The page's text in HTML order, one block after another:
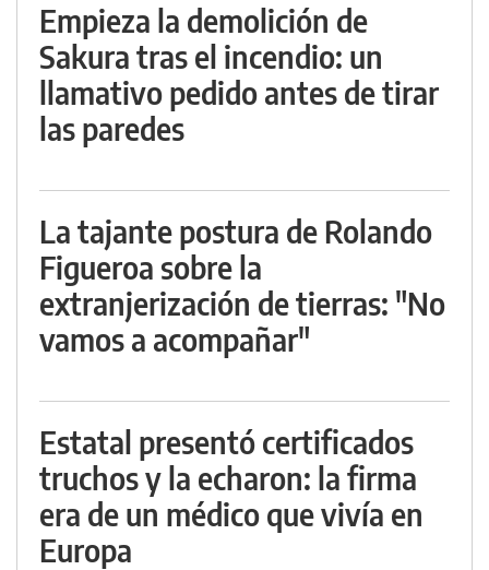
Empieza la demolición de
Sakura tras el incendio: un
llamativo pedido antes de tirar
las paredes
La tajante postura de Rolando
Figueroa sobre la
extranjerización de tierras: "No
vamos a acompañar"
Estatal presentó certificados
truchos y la echaron: la firma
era de un médico que vivía en
Europa